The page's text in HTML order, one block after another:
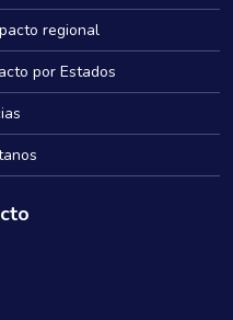
regional
por Estados